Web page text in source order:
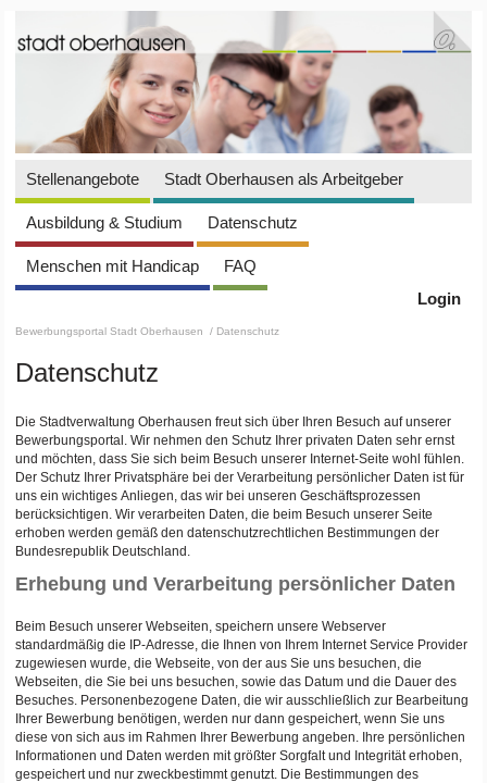
Stellenangebote Stadt Oberhausen als Arbeitgeber
Ausbildung & Studium Datenschutz
Menschen mit Handicap
FAQ
Login
Bewerbungsportal Stadt Oberhausen / Datenschutz
Datenschutz
Die Stadtverwaltung Oberhausen freut sich über Ihren Besuch auf unserer
Bewerbungsportal. Wir nehmen den Schutz Ihrer privaten Daten sehr ernst
und möchten, dass Sie sich beim Besuch unserer Internet-Seite wohl fühlen.
Der Schutz Ihrer Privatsphäre bei der Verarbeitung persönlicher Daten ist für
uns ein wichtiges Anliegen, das wir bei unseren Geschäftsprozessen
berücksichtigen. Wir verarbeiten Daten, die beim Besuch unserer Seite
erhoben werden gemäß den datenschutzrechtlichen Bestimmungen der
Bundesrepublik Deutschland.
Erhebung und Verarbeitung persönlicher Daten
Beim Besuch unserer Webseiten, speichern unsere Webserver
standardmäßig die IP-Adresse, die Ihnen von Ihrem Internet Service Provider
zugewiesen wurde, die Webseite, von der aus Sie uns besuchen, die
Webseiten, die Sie bei uns besuchen, sowie das Datum und die Dauer des
Besuches. Personenbezogene Daten, die wir ausschließlich zur Bearbeitung
Ihrer Bewerbung benötigen, werden nur dann gespeichert, wenn Sie uns
diese von sich aus im Rahmen Ihrer Bewerbung angeben. Ihre persönlichen
Informationen und Daten werden mit größter Sorgfalt und Integrität erhoben,
gespeichert und nur zweckbestimmt genutzt. Die Bestimmungen des